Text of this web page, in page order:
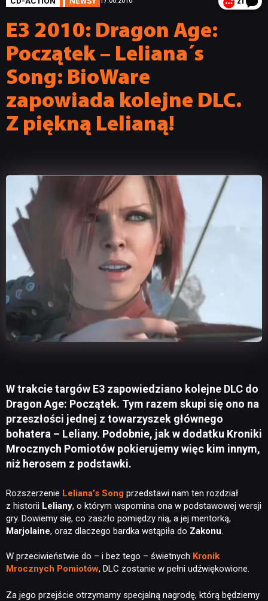
E3 2010: Dragon Age:
Początek – Leliana´s
Song: BioWare
zapowiada kolejne DLC.
Z piękną Lelianą!
W trakcie targów E3 zapowiedziano kolejne DLC do
Dragon Age: Początek. Tym razem skupi się ono na
przeszłości jednej z towarzyszek głównego
bohatera – Leliany. Podobnie, jak w dodatku Kroniki
Mrocznych Pomiotów pokierujemy więc kim innym,
niż herosem z podstawki.
Rozszerzenie Leliana’s Song przedstawi nam ten rozdział
z historii Leliany, o którym wspomina ona w podstawowej wersji
gry. Dowiemy się, co zaszło pomiędzy nią, a jej mentorką,
Marjolaine, oraz dlaczego bardka wstąpiła do Zakonu.
W przeciwieństwie do – i bez tego – świetnych Kronik
Mrocznych Pomiotów, DLC zostanie w pełni udźwiękowione.
Za jego przejście otrzymamy specjalną nagrodę, którą będziemy